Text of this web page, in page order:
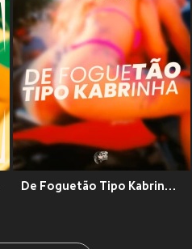
De Foguetão Tipo Kabrinha (Explicit)